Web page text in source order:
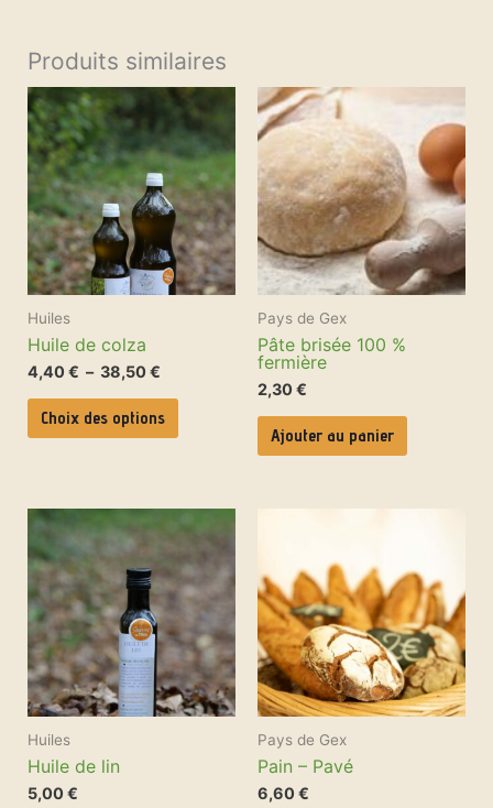
Produits similaires
Huiles
Huile de colza
4,40 € – 38,50 €
Plage
prix :
4,40 €
à
38,50 €
Choix des options
Ce
produit
a
plusieurs
variations.
Les
options
peuvent
être
choisies
sur
la
Pays de Gex
Pâte brisée 100 %
fermière
2,30 €
Ajouter au panier
Huiles
Huile de lin
5,00 €
Pays de Gex
Pain – Pavé
6,60 €